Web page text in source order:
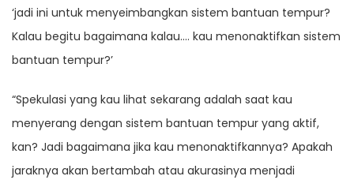
‘jadi ini untuk menyeimbangkan sistem bantuan tempur?
Kalau begitu bagaimana kalau…. kau menonaktifkan sistem
bantuan tempur?’
“Spekulasi yang kau lihat sekarang adalah saat kau
menyerang dengan sistem bantuan tempur yang aktif,
kan? Jadi bagaimana jika kau menonaktifkannya? Apakah
jaraknya akan bertambah atau akurasinya menjadi